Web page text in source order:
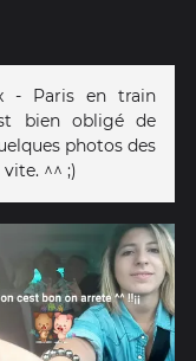
- Paris en train
bien obligé de
photos des
^^ ;)